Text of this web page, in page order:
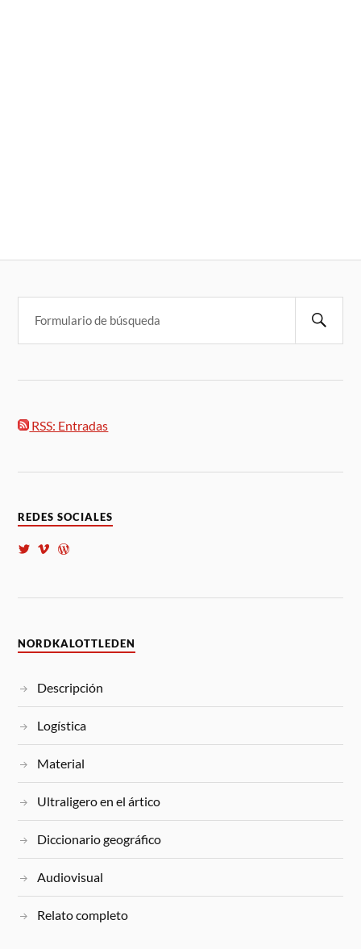
RSS: Entradas
REDES SOCIALES
NORDKALOTTLEDEN
Descripción
Logística
Material
Ultraligero en el ártico
Diccionario geográfico
Audiovisual
Relato completo